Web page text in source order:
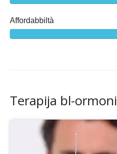
Affordabbiltà
Terapija bl-ormoni